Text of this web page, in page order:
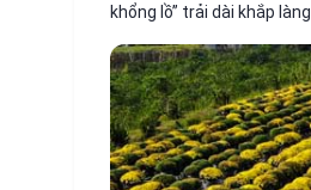
khổng lồ” trải dài khắp làng.